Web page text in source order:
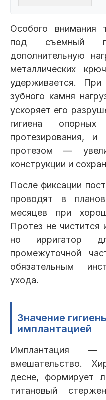
Особого внимания
под съемный
дополнительную
металлических
удерживается.
зубного камня
ускоряет его
гигиена
протезирования,
протезом —
конструкции и
После фиксации
проводят в
месяцев при
Протез не чистится
но ирригатор
промежуточной
обязательным
ухода.
Значение
имплантацией
Имплантация —
вмешательство.
десне, формирует
титановый